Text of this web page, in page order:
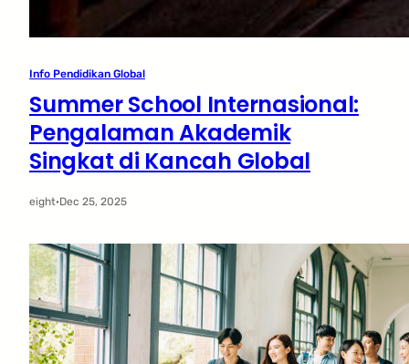
Info Pendidikan Global
Summer School Internasional:
Pengalaman Akademik
Singkat di Kancah Global
eight·Dec 25, 2025